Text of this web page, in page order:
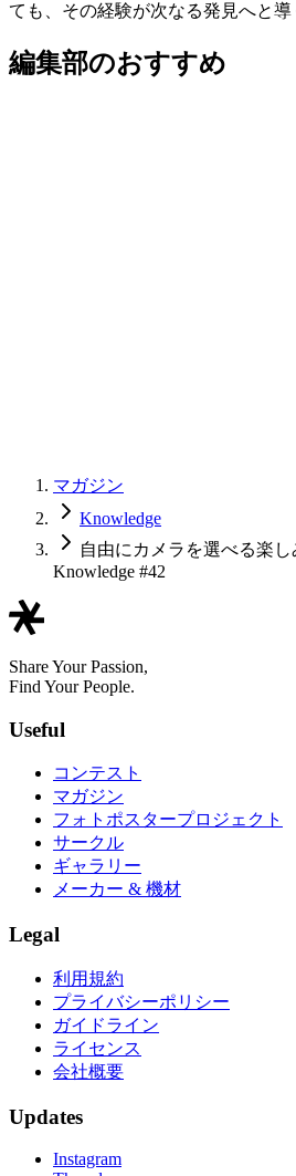
ても、その経験が次なる発見へと導
編集部のおすすめ
マガジン
Knowledge
自由にカメラを選べる楽し
Knowledge #42
Share Your Passion,
Find Your People.
Useful
コンテスト
マガジン
フォトポスタープロジェクト
サークル
ギャラリー
メーカー & 機材
Legal
利用規約
プライバシーポリシー
ガイドライン
ライセンス
会社概要
Updates
Instagram